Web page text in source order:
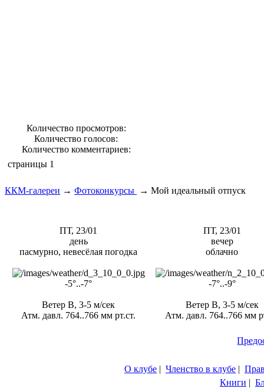
Количество просмотров:
Количество голосов:
Количество комментариев:
страницы 1
ККМ-галереи → Фотоконкурсы → Мой идеальный отпуск
ПТ, 23/01
день
пасмурно, невесёлая погодка
-5°..-7°
Ветер В, 3-5 м/сек
Атм. давл. 764..766 мм рт.ст.
ПТ, 23/01
вечер
облачно
-7°..-9°
Ветер В, 3-5 м/сек
Атм. давл. 764..766 мм
О клубе | Членство в клубе |
Книги |